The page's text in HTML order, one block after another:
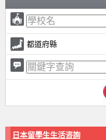
都道府縣
日本留學生生活咨詢